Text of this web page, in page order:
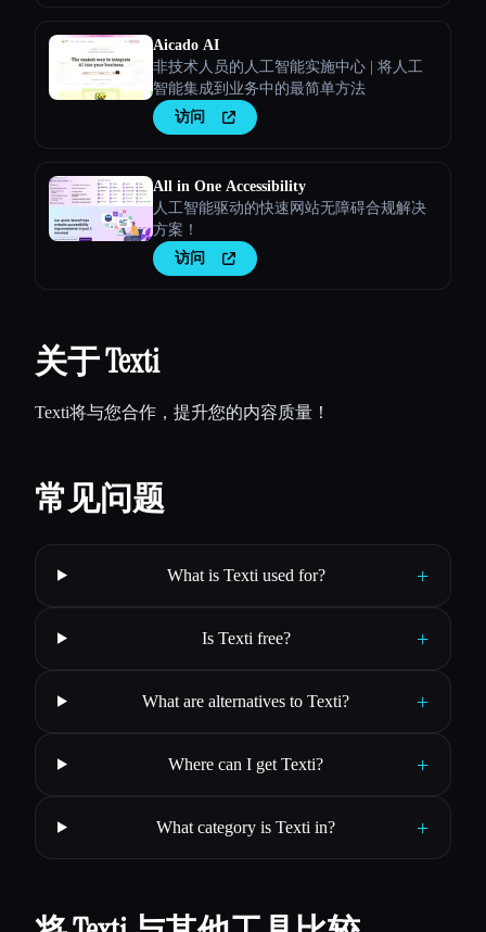
Aicado AI
非技术人员的人工智能实施中心 | 将人工
智能集成到业务中的最简单方法
访问
All in One Accessibility
人工智能驱动的快速网站无障碍合规解决
方案！
访问
关于 Texti
Texti将与您合作，提升您的内容质量！
常见问题
What is Texti used for? +
Is Texti free? +
What are alternatives to Texti? +
Where can I get Texti? +
What category is Texti in? +